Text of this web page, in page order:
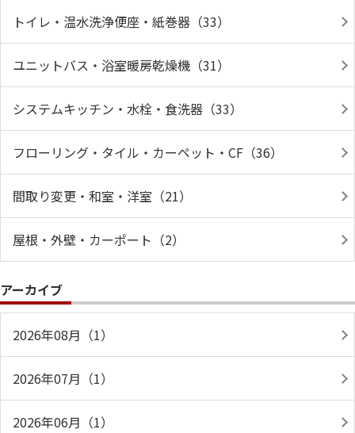
トイレ・温水洗浄便座・紙巻器（33）
ユニットバス・浴室暖房乾燥機（31）
システムキッチン・水栓・食洗器（33）
フローリング・タイル・カーペット・CF（36）
間取り変更・和室・洋室（21）
屋根・外壁・カーポート（2）
アーカイブ
2026年08月（1）
2026年07月（1）
2026年06月（1）